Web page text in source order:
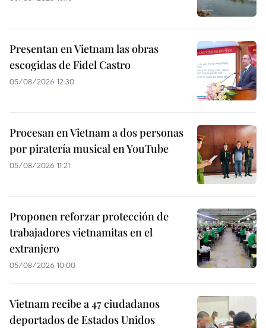
Presentan en Vietnam las obras
escogidas de Fidel Castro
05/08/2026 12:30
Procesan en Vietnam a dos personas
por piratería musical en YouTube
05/08/2026 11:21
Proponen reforzar protección de
trabajadores vietnamitas en el
extranjero
05/08/2026 10:00
Vietnam recibe a 47 ciudadanos
deportados de Estados Unidos